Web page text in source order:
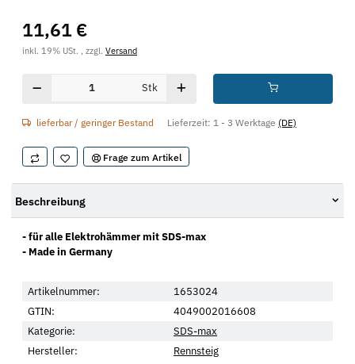
11,61 €
inkl. 19% USt. , zzgl. Versand
Stk
lieferbar / geringer Bestand Lieferzeit: 1 - 3 Werktage (DE)
Frage zum Artikel
Beschreibung
- für alle Elektrohämmer mit SDS-max
- Made in Germany
Artikelnummer:
1653024
GTIN:
4049002016608
Kategorie:
SDS-max
Hersteller:
Rennsteig